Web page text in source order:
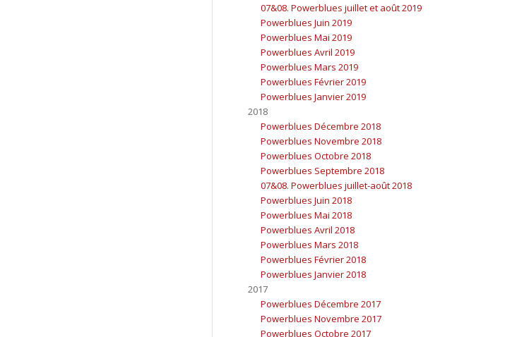
07&08. Powerblues juillet et août 2019
Powerblues Juin 2019
Powerblues Mai 2019
Powerblues Avril 2019
Powerblues Mars 2019
Powerblues Février 2019
Powerblues Janvier 2019
2018
Powerblues Décembre 2018
Powerblues Novembre 2018
Powerblues Octobre 2018
Powerblues Septembre 2018
07&08. Powerblues juillet-août 2018
Powerblues Juin 2018
Powerblues Mai 2018
Powerblues Avril 2018
Powerblues Mars 2018
Powerblues Février 2018
Powerblues Janvier 2018
2017
Powerblues Décembre 2017
Powerblues Novembre 2017
Powerblues Octobre 2017